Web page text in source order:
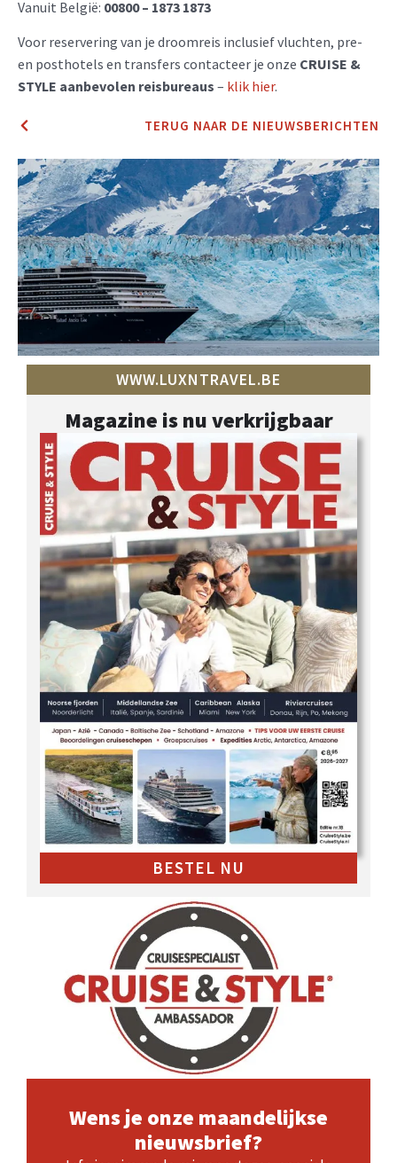
Vanuit België: 00800 – 1873 1873
Voor reservering van je droomreis inclusief vluchten, pre-
en posthotels en transfers contacteer je onze CRUISE &
STYLE aanbevolen reisbureaus – klik hier.
TERUG NAAR DE NIEUWSBERICHTEN
WWW.LUXNTRAVEL.BE
Magazine is nu verkrijgbaar
BESTEL NU
Wens je onze maandelijkse
nieuwsbrief?